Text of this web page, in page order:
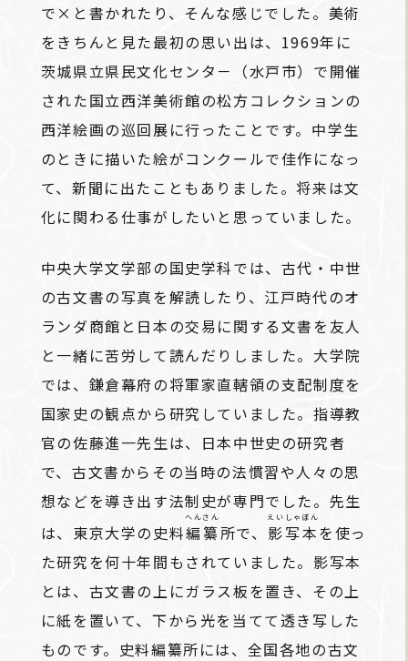
で×と書かれたり、そんな感じでした。美術
をきちんと見た最初の思い出は、1969年に
茨城県立県民文化センタ－（水戸市）で開催
された国立西洋美術館の松方コレクションの
西洋絵画の巡回展に行ったことです。中学生
のときに描いた絵がコンクールで佳作になっ
て、新聞に出たこともありました。将来は文
化に関わる仕事がしたいと思っていました。
中央大学文学部の国史学科では、古代・中世
の古文書の写真を解読したり、江戸時代のオ
ランダ商館と日本の交易に関する文書を友人
と一緒に苦労して読んだりしました。大学院
では、鎌倉幕府の将軍家直轄領の支配制度を
国家史の観点から研究していました。指導教
官の佐藤進一先生は、日本中世史の研究者
で、古文書からその当時の法慣習や人々の思
想などを導き出す法制史が専門でした。先生
は、東京大学の史料編纂
へんさん
所で、 影写本
えいしゃぼん
を使っ
た研究を何十年間もされていました。影写本
とは、古文書の上にガラス板を置き、その上
に紙を置いて、下から光を当てて透き写した
ものです。史料編纂所には、全国各地の古文